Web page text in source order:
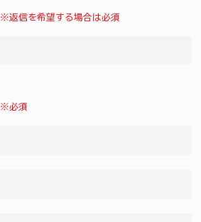
※返信を希望する場合は必須
※必須